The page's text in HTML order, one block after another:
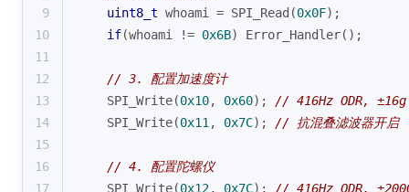
9
uint8_t whoami = SPI_Read(0x0F);
10
if(whoami != 0x6B) Error_Handler();
11
12
// 3. 配置加速度计
13
    SPI_Write(
0x10, 0x60); // 416Hz ODR, ±16g
14
    SPI_Write(
0x11 , 0x7C); // 抗混叠滤波器开启
15
16
// 4. 配置陀螺仪
17
    SPI_Write(
0x12, 0x7C); // 416Hz ODR,